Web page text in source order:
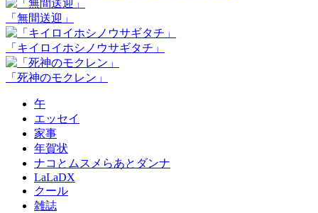
「無間送迎」
「キイロイホシノウサギタチ」
「死神のモクレン」
午
エッセイ
家事
年賀状
ナコとムスメらあとダンナ
LaLaDX
クール
雑誌